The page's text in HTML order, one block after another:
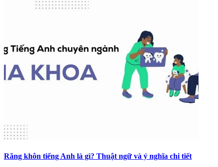
Răng khôn tiếng Anh là gì? Thuật ngữ và ý nghĩa chi tiết